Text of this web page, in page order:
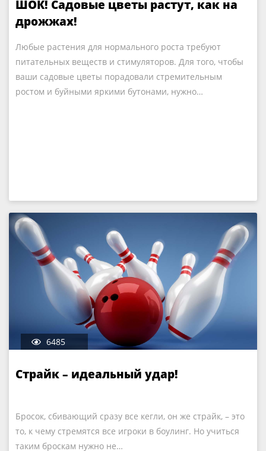
ШОК! Садовые цветы растут, как на
дрожжах!
Любые растения для нормального роста требуют
питательных веществ и стимуляторов. Для того, чтобы
ваши садовые цветы порадовали стремительным
ростом и буйными яркими бутонами, нужно…
6485
Страйк – идеальный удар!
Бросок, сбивающий сразу все кегли, он же страйк, – это
то, к чему стремятся все игроки в боулинг. Но учиться
таким броскам нужно не…